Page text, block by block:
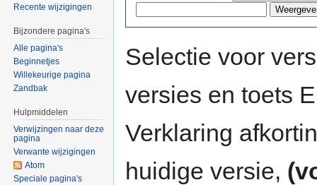
Selectie voor
versies en toets
Verklaring
huidige versie,
Recente wijzigingen
Bijzondere pagina's
Alle pagina's
Beginnetjes
Willekeurige pagina
Zandbak
Hulpmiddelen
Verwijzingen naar deze
pagina
Verwante wijzigingen
Atom
Speciale pagina's